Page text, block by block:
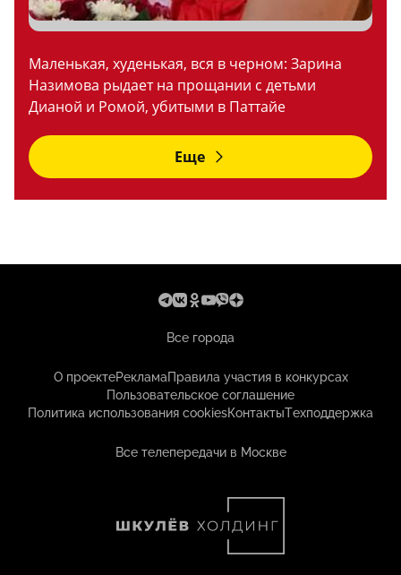
Маленькая, худенькая, вся в черном: Зарина
Назимова рыдает на прощании с детьми
Дианой и Ромой, убитыми в Паттайе
Еще
Все города
О проектеРекламаПравила участия в конкурсах
Пользовательское соглашение
Политика использования cookiesКонтактыТехподдержка
Все телепередачи в Москве